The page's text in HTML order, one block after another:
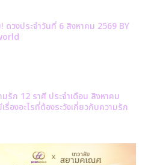
! ดวงประจำวันที่ 6 สิงหาคม 2569 BY
มรัก 12 ราศี ประจำเดือน สิงหาคม
รื่องอะไรที่ต้องระวังเกี่ยวกับความรัก